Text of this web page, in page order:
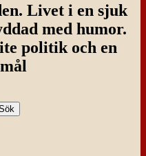
Livet i en sjuk
med humor.
politik och en